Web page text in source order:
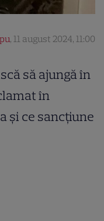
, 11 august 2024, 11:00
să ajungă în
în
și ce sancțiune